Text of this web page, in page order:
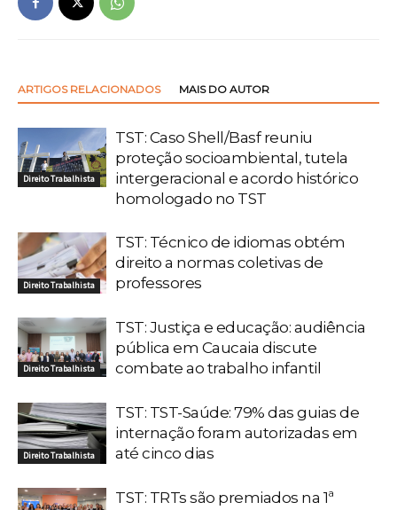
ARTIGOS RELACIONADOS MAIS DO AUTOR
Direito Trabalhista
TST: Caso Shell/Basf reuniu
proteção socioambiental, tutela
intergeracional e acordo histórico
homologado no TST
Direito Trabalhista
TST: Técnico de idiomas obtém
direito a normas coletivas de
professores
Direito Trabalhista
TST: Justiça e educação: audiência
pública em Caucaia discute
combate ao trabalho infantil
Direito Trabalhista
TST: TST-Saúde: 79% das guias de
internação foram autorizadas em
até cinco dias
TST: TRTs são premiados na 1ª